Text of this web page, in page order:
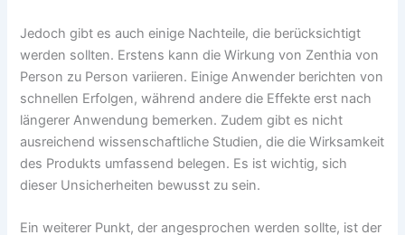
Jedoch gibt es auch einige Nachteile, die berücksichtigt
werden sollten. Erstens kann die Wirkung von Zenthia von
Person zu Person variieren. Einige Anwender berichten von
schnellen Erfolgen, während andere die Effekte erst nach
längerer Anwendung bemerken. Zudem gibt es nicht
ausreichend wissenschaftliche Studien, die die Wirksamkeit
des Produkts umfassend belegen. Es ist wichtig, sich
dieser Unsicherheiten bewusst zu sein.
Ein weiterer Punkt, der angesprochen werden sollte, ist der